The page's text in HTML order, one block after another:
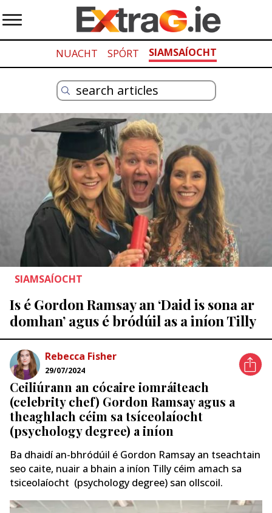
NUACHT SPÓRT SIAMSAÍOCHT
SIAMSAÍOCHT
Is é Gordon Ramsay an ‘Daid is sona ar
domhan’ agus é bródúil as a iníon Tilly
Rebecca Fisher
29/07/2024
Ceiliúrann an cócaire iomráiteach
(celebrity chef) Gordon Ramsay agus a
theaghlach céim sa tsíceolaíocht
(psychology degree) a iníon
Ba dhaidí an-bhródúil é Gordon Ramsay an tseachtain
seo caite, nuair a bhain a iníon Tilly céim amach sa
tsiceolaíocht (psychology degree) san ollscoil.